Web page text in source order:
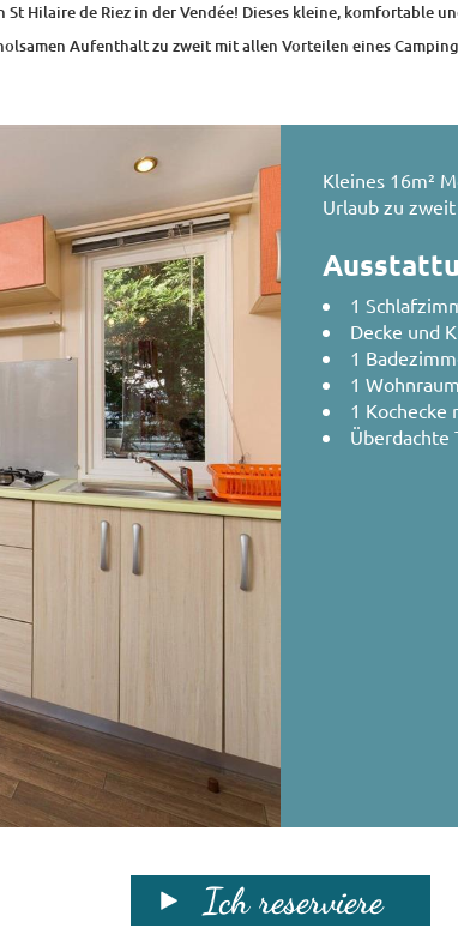
St Hilaire de Riez in der Vendée! Dieses kleine,
Aufenthalt zu zweit mit allen Vorteilen eines
Kleines 16m²
Urlaub zu zweit
1
Decke und
1
1
1 Kochecke
Überdachte
Ich reserviere